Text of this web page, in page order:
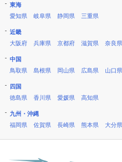
東海
愛知県
岐阜県 静岡県 三重県
近畿
大阪府
兵庫県 京都府 滋賀県 奈良県
中国
鳥取県
島根県 岡山県 広島県 山口県
四国
徳島県
香川県 愛媛県 高知県
九州・沖縄
福岡県
佐賀県 長崎県 熊本県 大分県